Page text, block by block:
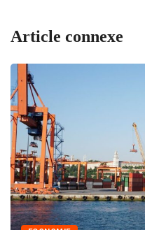
Article connexe